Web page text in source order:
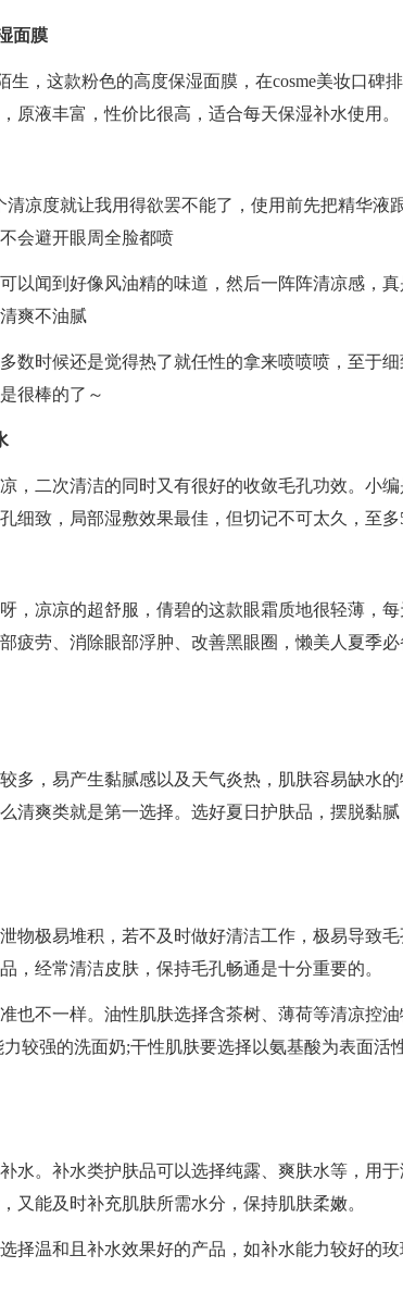
面膜
生，这款粉色的高度保湿面膜，在cosme美妆口碑
原液丰富，性价比很高，适合每天保湿补水使用。
清凉度就让我用得欲罢不能了，使用前先把精华液
会避开眼周全脸都喷
以闻到好像风油精的味道，然后一阵阵清凉感，真
爽不油腻
数时候还是觉得热了就任性的拿来喷喷喷，至于
很棒的了～
，二次清洁的同时又有很好的收敛毛孔功效。小
细致，局部湿敷效果最佳，但切记不可太久，至多
，凉凉的超舒服，倩碧的这款眼霜质地很轻薄，
疲劳、消除眼部浮肿、改善黑眼圈，懒美人夏季必
多，易产生黏腻感以及天气炎热，肌肤容易缺水的
清爽类就是第一选择。选好夏日护肤品，摆脱黏
物极易堆积，若不及时做好清洁工作，极易导致
，经常清洁皮肤，保持毛孔畅通是十分重要的。
也不一样。油性肌肤选择含茶树、薄荷等清凉控
较强的洗面奶;干性肌肤要选择以氨基酸为表面活
水。补水类护肤品可以选择纯露、爽肤水等，用于
又能及时补充肌肤所需水分，保持肌肤柔嫩。
择温和且补水效果好的产品，如补水能力较好的玫